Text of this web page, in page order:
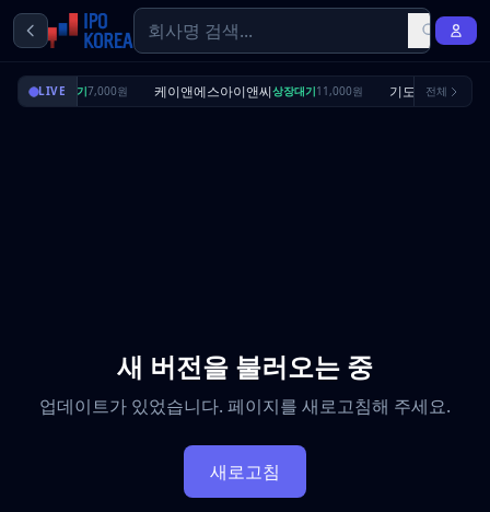
LIVE
셔스상장대기7,000원 케이앤에스아이앤씨상장대기11,000원 기도산업수요예측
전체
새 버전을 불러오는 중
업데이트가 있었습니다. 페이지를 새로고침해 주세요.
새로고침